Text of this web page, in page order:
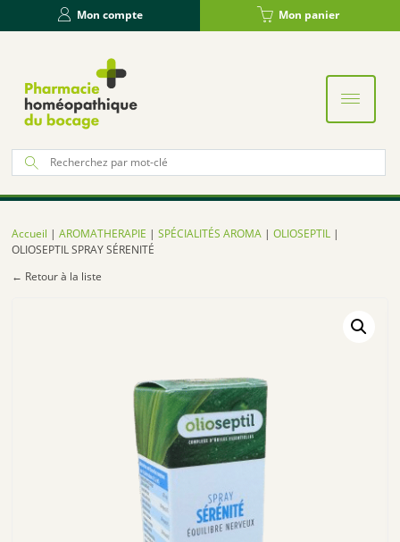
Mon compte Mon panier
:
Accueil |AROMATHERAPIE |SPÉCIALITÉS AROMA |OLIOSEPTIL |
OLIOSEPTIL SPRAY SÉRENITÉ
← Retour à la liste
Panneau de gestion des cookies